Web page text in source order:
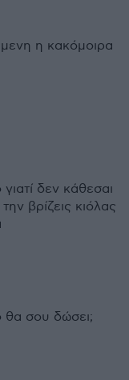
η κακόμοιρα
δεν κάθεσαι
βρίζεις κιόλας
θα σου δώσει;